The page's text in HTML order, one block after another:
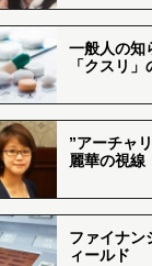
一般人の知
「クスリ
”アーチャ
麗華の視線
ファイナン
ィールド